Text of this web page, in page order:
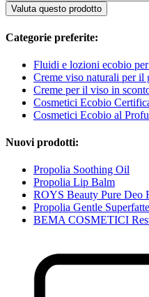
Valuta questo prodotto
Categorie preferite:
Fluidi e lozioni ecobio
Creme viso naturali per il
Creme per il viso in
Cosmetici Ecobio
Cosmetici Ecobio al
Nuovi prodotti:
Propolia Soothing Oil
Propolia Lip Balm
ROYS Beauty Pure Deo
Propolia Gentle
BEMA COSMETICI